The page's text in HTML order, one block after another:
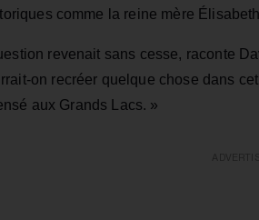
comme la reine mère Élisabeth
revenait sans cesse, raconte
on recréer quelque chose dans
aux Grands Lacs. »